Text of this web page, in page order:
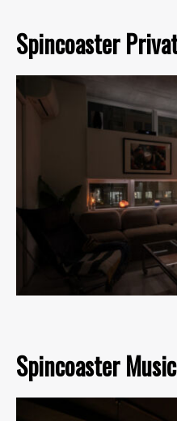
Spincoaster
Spincoaster